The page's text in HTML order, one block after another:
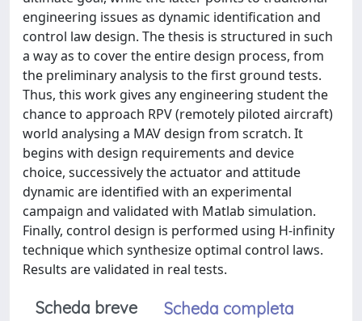
engineering issues as dynamic identification and
control law design. The thesis is structured in such
a way as to cover the entire design process, from
the preliminary analysis to the first ground tests.
Thus, this work gives any engineering student the
chance to approach RPV (remotely piloted aircraft)
world analysing a MAV design from scratch. It
begins with design requirements and device
choice, successively the actuator and attitude
dynamic are identified with an experimental
campaign and validated with Matlab simulation.
Finally, control design is performed using H-infinity
technique which synthesize optimal control laws.
Results are validated in real tests.
Scheda breve Scheda completa